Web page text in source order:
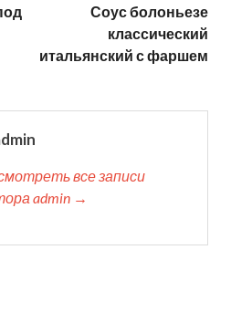
Соус болоньезе
классический
итальянский с фаршем
все записи
admin →